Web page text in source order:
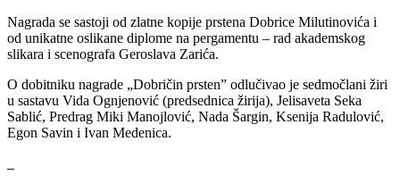
Nagrada se sastoji od zlatne kopije prstena Dobrice Milutinovića i
od unikatne oslikane diplome na pergamentu – rad akademskog
slikara i scenografa Geroslava Zarića.
O dobitniku nagrade „Dobričin prsten” odlučivao je sedmočlani žiri
u sastavu Vida Ognjenović (predsednica žirija), Jelisaveta Seka
Sablić, Predrag Miki Manojlović, Nada Šargin, Ksenija Radulović,
Egon Savin i Ivan Medenica.